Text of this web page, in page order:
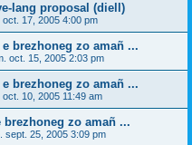
lang proposal (diell)
oct. 17, 2005 4:00 pm
e brezhoneg zo amañ ...
oct. 15, 2005 2:03 pm
e brezhoneg zo amañ ...
oct. 10, 2005 11:49 am
brezhoneg zo amañ ...
sept. 25, 2005 3:09 pm